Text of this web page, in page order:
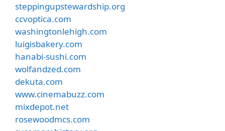
steppingupstewardship.org
ccvoptica.com
washingtonlehigh.com
luigisbakery.com
hanabi-sushi.com
wolfandzed.com
dekuta.com
www.cinemabuzz.com
mixdepot.net
rosewoodmcs.com